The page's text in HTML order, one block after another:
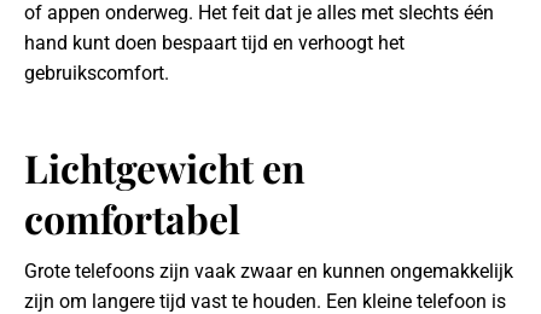
of appen onderweg. Het feit dat je alles met slechts één
hand kunt doen bespaart tijd en verhoogt het
gebruikscomfort.
Lichtgewicht en
comfortabel
Grote telefoons zijn vaak zwaar en kunnen ongemakkelijk
zijn om langere tijd vast te houden. Een kleine telefoon is